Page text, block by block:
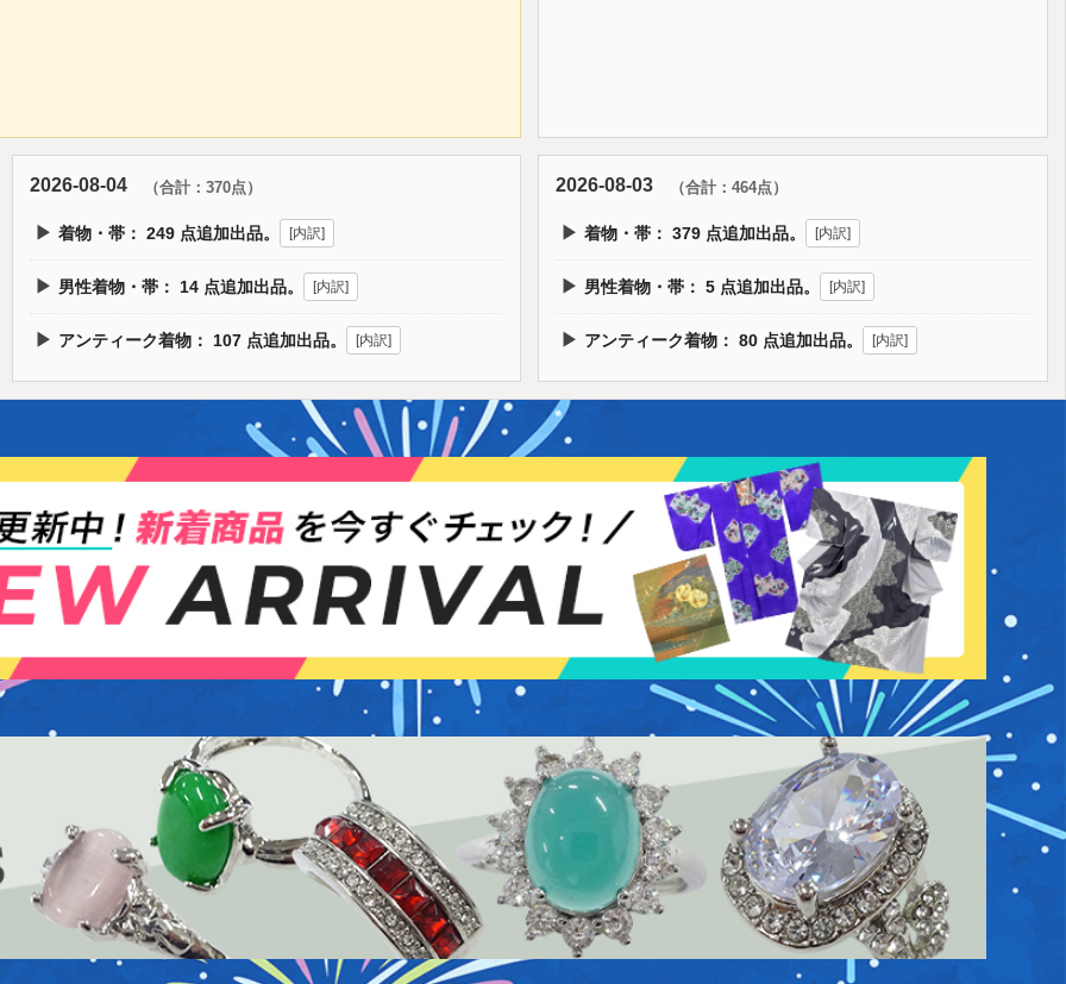
2026-08-04 （合計：370点）
▶ 着物・帯： 249点追加出品。 [内訳]
▶ 男性着物・帯： 14点追加出品。 [内訳]
▶ アンティーク着物： 107点追加出品。 [内訳]
2026-08-03 （合計：464点）
▶ 着物・帯：379 点追加出品。 [内訳]
▶ 男性着物・帯：5 点追加出品。 [内訳]
▶ アンティーク着物：80 点追加出品。 [内訳]